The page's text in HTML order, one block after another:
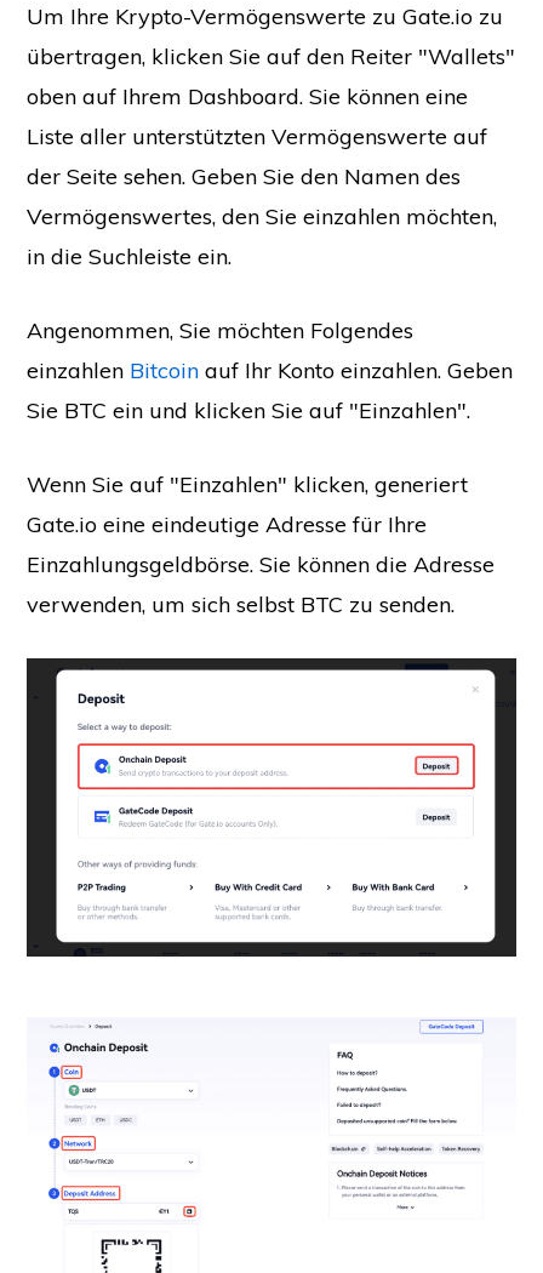
Um Ihre Krypto-Vermögenswerte zu Gate.io zu
übertragen, klicken Sie auf den Reiter "Wallets"
oben auf Ihrem Dashboard. Sie können eine
Liste aller unterstützten Vermögenswerte auf
der Seite sehen. Geben Sie den Namen des
Vermögenswertes, den Sie einzahlen möchten,
in die Suchleiste ein.
Angenommen, Sie möchten Folgendes
einzahlen Bitcoin auf Ihr Konto einzahlen. Geben
Sie BTC ein und klicken Sie auf "Einzahlen".
Wenn Sie auf "Einzahlen" klicken, generiert
Gate.io eine eindeutige Adresse für Ihre
Einzahlungsgeldbörse. Sie können die Adresse
verwenden, um sich selbst BTC zu senden.